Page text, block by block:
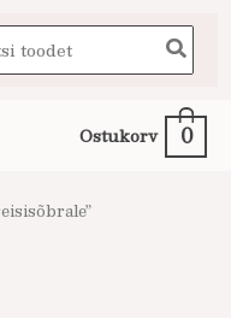
Ostukorv 0